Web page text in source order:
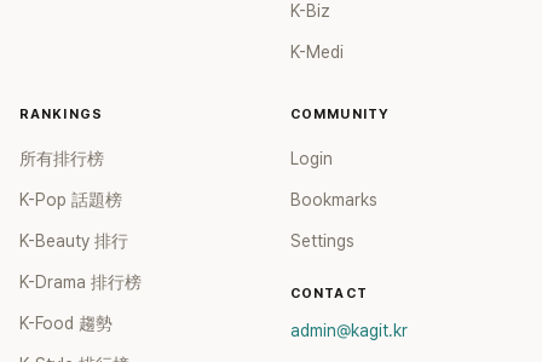
K-Biz
K-Medi
RANKINGS
所有排行榜
K-Pop 話題榜
K-Beauty 排行
K-Drama 排行榜
K-Food 趨勢
COMMUNITY
Login
Bookmarks
Settings
CONTACT
admin@kagit.kr